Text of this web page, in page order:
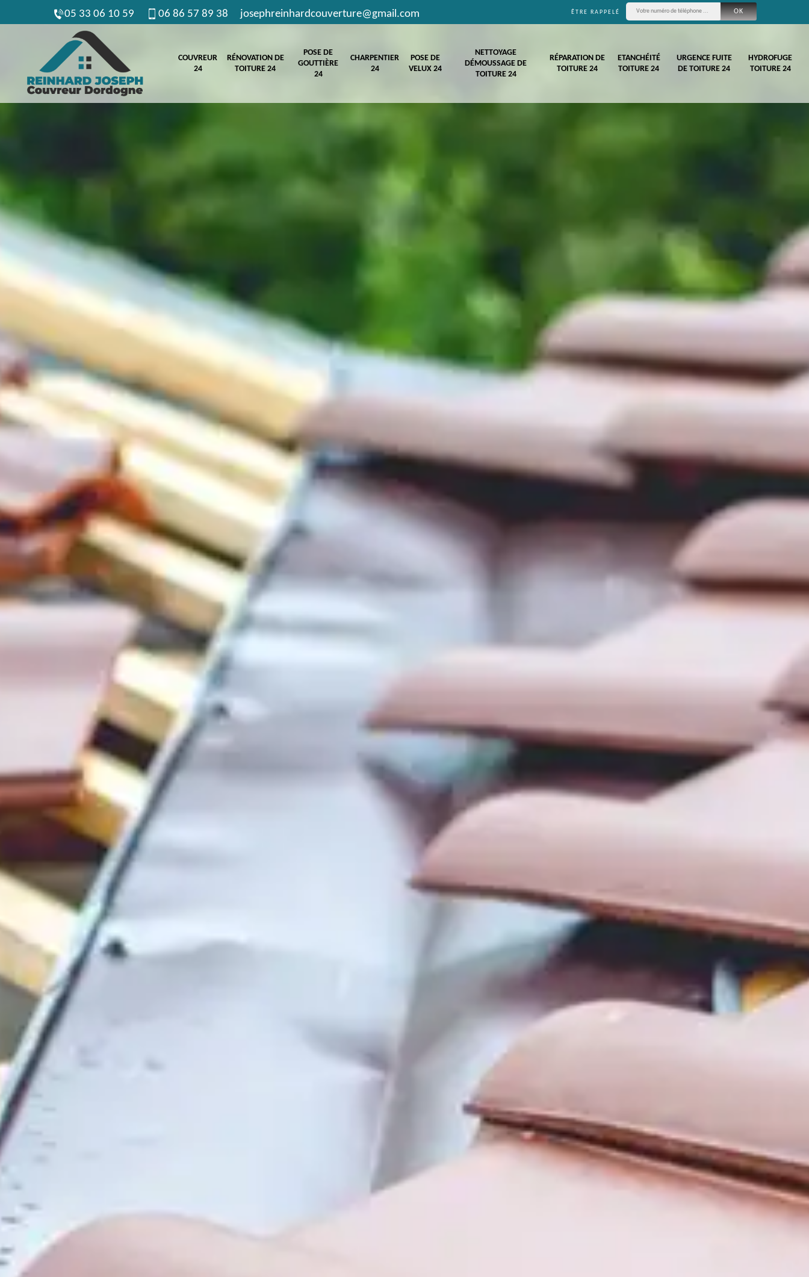
05 33 06 10 59 06 86 57 89 38 josephreinhardcouverture@gmail.com ÊTRE RAPPELÉ
COUVREUR
24
RÉNOVATION DE
TOITURE 24
POSE DE
GOUTTIÈRE
24
CHARPENTIER
24
POSE DE
VELUX 24
NETTOYAGE
DÉMOUSSAGE DE
TOITURE 24
RÉPARATION DE
TOITURE 24
ETANCHÉITÉ
TOITURE 24
URGENCE FUITE
DE TOITURE 24
HYDROFUGE
TOITURE 24